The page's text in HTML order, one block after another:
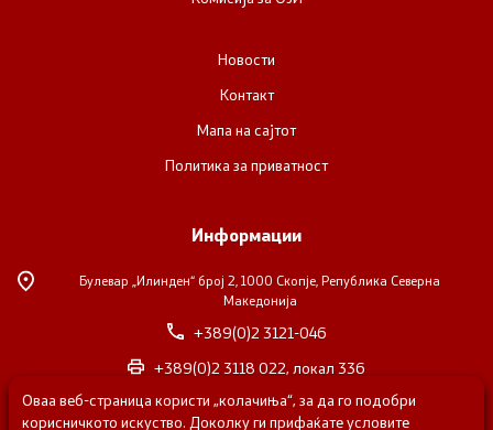
Новости
Контакт
Мапа на сајтот
Политика за приватност
Информации
Булевар „Илинден“ број 2, 1000 Скопје, Република Северна
Македонија
+389(0)2 3121-046
+389(0)2 3118 022, локал 336
nvosorabotka@gs.gov.mk
Оваа веб-страница користи „колачиња“, за да го подобри
корисничкото искуство. Доколку ги прифаќате условите